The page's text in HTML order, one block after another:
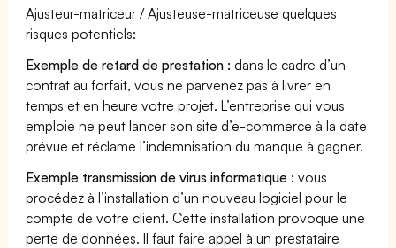
Ajusteur-matriceur / Ajusteuse-matriceuse quelques
risques potentiels:
Exemple de retard de prestation : dans le cadre d’un
contrat au forfait, vous ne parvenez pas à livrer en
temps et en heure votre projet. L’entreprise qui vous
emploie ne peut lancer son site d’e-commerce à la date
prévue et réclame l’indemnisation du manque à gagner.
Exemple transmission de virus informatique : vous
procédez à l’installation d’un nouveau logiciel pour le
compte de votre client. Cette installation provoque une
perte de données. Il faut faire appel à un prestataire